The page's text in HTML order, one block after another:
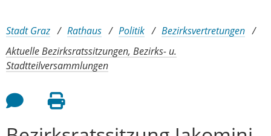
Sie sind hier:
Stadt Graz Rathaus Politik
Bezirksvertretungen
Aktuelle Bezirksratssitzungen, Bezirks- u.
Stadtteilversammlungen
Feedback an Autor
Seite drucken